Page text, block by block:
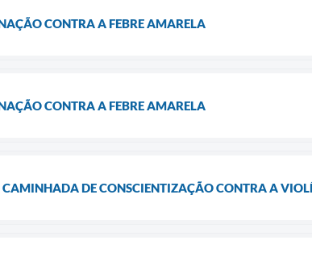
CONTRA A FEBRE AMARELA
CONTRA A FEBRE AMARELA
DE CONSCIENTIZAÇÃO CONTRA A